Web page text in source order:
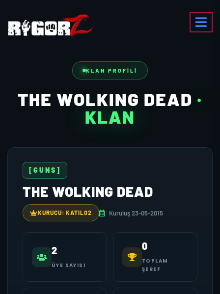
KLAN PROFILI
THE WOLKING DEAD ·
KLAN
[GUNS]
THE WOLKING DEAD
KURUCU: KATIL02 Kuruluş 23-05-2015
2
ÜYE SAYISI
0
TOPLAM
ŞEREF